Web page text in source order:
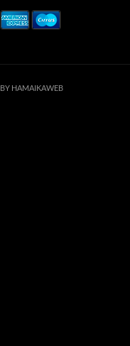
BY HAMAIKAWEB